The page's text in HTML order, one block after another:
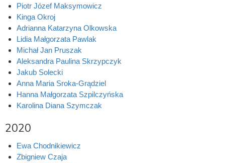
Piotr Józef Maksymowicz
Kinga Okroj
Adrianna Katarzyna Olkowska
Lidia Małgorzata Pawlak
Michał Jan Pruszak
Aleksandra Paulina Skrzypczyk
Jakub Solecki
Anna Maria Sroka-Grądziel
Hanna Małgorzata Szpilczyńska
Karolina Diana Szymczak
2020
Ewa Chodnikiewicz
Zbigniew Czaja